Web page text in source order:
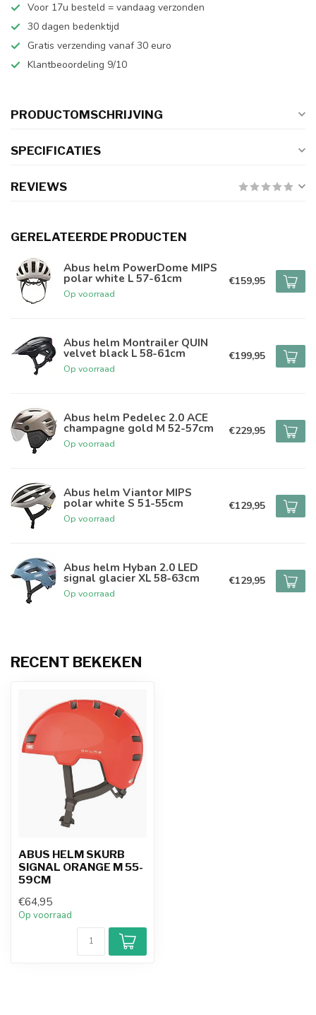
Voor 17u besteld = vandaag verzonden
30 dagen bedenktijd
Gratis verzending vanaf 30 euro
Klantbeoordeling 9/10
PRODUCTOMSCHRIJVING
SPECIFICATIES
REVIEWS
GERELATEERDE PRODUCTEN
Abus helm PowerDome MIPS
polar white L 57-61cm
Op voorraad
€159,95
Abus helm Montrailer QUIN
velvet black L 58-61cm
Op voorraad
€199,95
Abus helm Pedelec 2.0 ACE
champagne gold M 52-57cm
Op voorraad
€229,95
Abus helm Viantor MIPS
polar white S 51-55cm
Op voorraad
€129,95
Abus helm Hyban 2.0 LED
signal glacier XL 58-63cm
Op voorraad
€129,95
RECENT BEKEKEN
ABUS HELM SKURB
SIGNAL ORANGE M 55-
59CM
€64,95
Op voorraad